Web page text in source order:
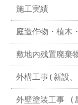
施工実績
庭造作物・植木
敷地内残置廃棄
外構工事(新設
外壁塗装工事 (